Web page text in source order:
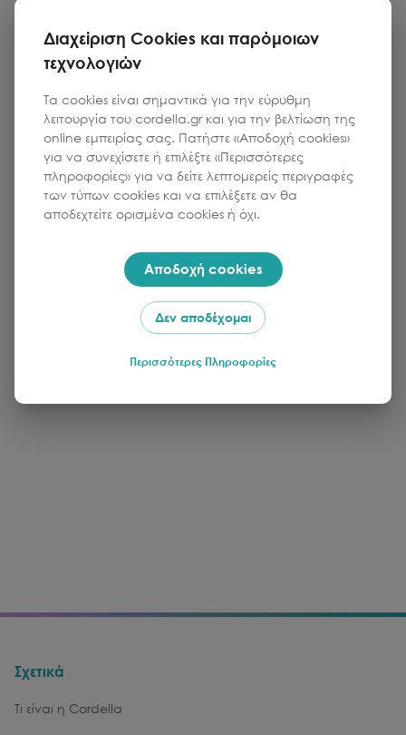
Σχετικά
Τι είναι η Cordella
Διαχείριση Cookies και παρόμοιων
τεχνολογιών
Τα cookies είναι σημαντικά για την εύρυθμη
λειτουργία του cordella.gr και για την βελτίωση της
online εμπειρίας σας. Πατήστε «Αποδοχή cookies»
για να συνεχίσετε ή επιλέξτε «Περισσότερες
πληροφορίες» για να δείτε λεπτομερείς περιγραφές
των τύπων cookies και να επιλέξετε αν θα
αποδεχτείτε ορισμένα cookies ή όχι.
Αποδοχή cookies
Δεν αποδέχομαι
Περισσότερες Πληροφορίες